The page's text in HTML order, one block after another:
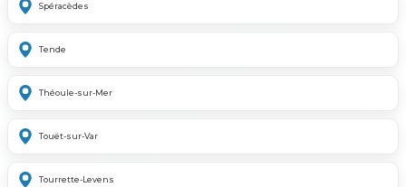
Spéracèdes
Tende
Théoule-sur-Mer
Touët-sur-Var
Tourrette-Levens